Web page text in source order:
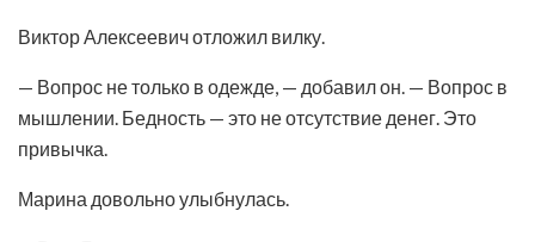
Виктор Алексеевич отложил вилку.
— Вопрос не только в одежде, — добавил он. — Вопрос в
мышлении. Бедность — это не отсутствие денег. Это
привычка.
Марина довольно улыбнулась.